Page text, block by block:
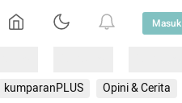
Masuk
kumparanPLUS Opini & Cerita